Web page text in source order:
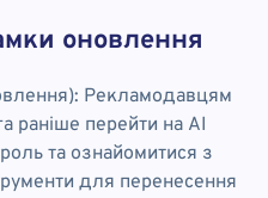
оновлення
Рекламодавцям
раніше перейти на AI
та ознайомитися з
для перенесення